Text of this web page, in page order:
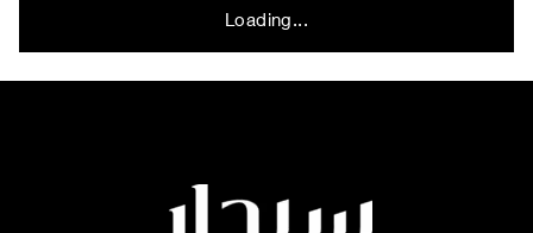
Loading...